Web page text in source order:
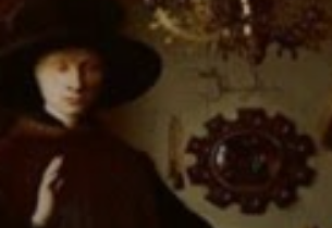
1434: das
dem Jan van
das
Gemälde